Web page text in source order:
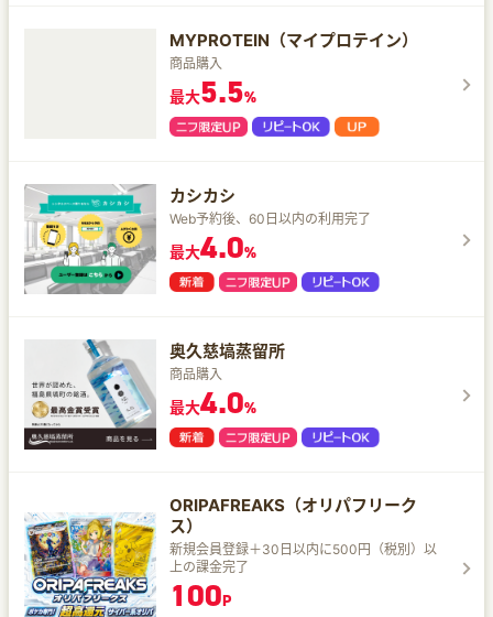
MYPROTEIN（マイプロテイン）
商品購入
最大5.5%
カシカシ
Web予約後、60日以内の利用完了
最大4.0%
奥久慈塙蒸留所
商品購入
最大4.0%
ORIPAFREAKS（オリパフリーク
ス）
新規会員登録＋30日以内に500円（税別）以
上の課金完了
100P